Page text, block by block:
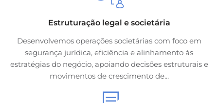
Estruturação legal e societária
Desenvolvemos operações societárias com foco em
segurança jurídica, eficiência e alinhamento às
estratégias do negócio, apoiando decisões estruturais e
movimentos de crescimento de...